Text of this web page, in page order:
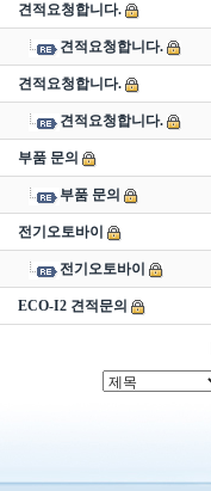
견적요청합니다.
견적요청합니다.
견적요청합니다.
견적요청합니다.
부품 문의
부품 문의
전기오토바이
전기오토바이
ECO-I2 견적문의